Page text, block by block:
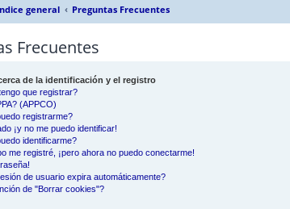
general Preguntas Frecuentes
Frecuentes
de la identificación y el registro
que registrar?
(APPCO)
registrarme?
¡y no me puedo identificar!
identificarme?
me registré, ¡pero ahora no puedo conectarme!
de usuario expira automáticamente?
de "Borrar cookies"?